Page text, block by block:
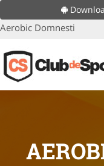
Aerobic Domnesti